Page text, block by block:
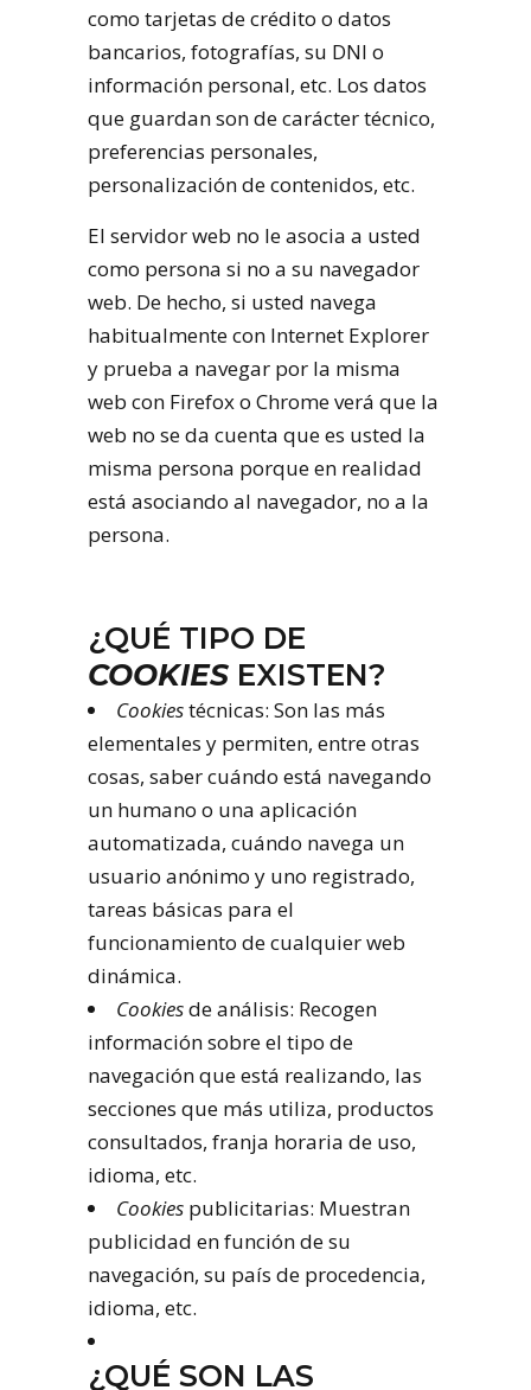
como tarjetas de crédito o datos
bancarios, fotografías, su DNI o
información personal, etc. Los datos
que guardan son de carácter técnico,
preferencias personales,
personalización de contenidos, etc.
El servidor web no le asocia a usted
como persona si no a su navegador
web. De hecho, si usted navega
habitualmente con Internet Explorer
y prueba a navegar por la misma
web con Firefox o Chrome verá que la
web no se da cuenta que es usted la
misma persona porque en realidad
está asociando al navegador, no a la
persona.
¿QUÉ TIPO DE
COOKIES EXISTEN?
Cookiestécnicas: Son las más
elementales y permiten, entre otras
cosas, saber cuándo está navegando
un humano o una aplicación
automatizada, cuándo navega un
usuario anónimo y uno registrado,
tareas básicas para el
funcionamiento de cualquier web
dinámica.
Cookiesde análisis: Recogen
información sobre el tipo de
navegación que está realizando, las
secciones que más utiliza, productos
consultados, franja horaria de uso,
idioma, etc.
Cookies publicitarias: Muestran
publicidad en función de su
navegación, su país de procedencia,
idioma, etc.
¿QUÉ SON LAS